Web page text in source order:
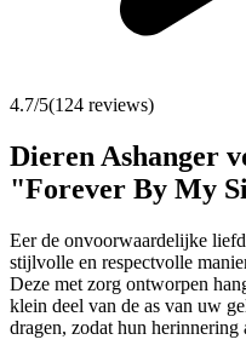
4.7/5(124 reviews)
Dieren Ashanger
"Forever By My
Eer de onvoorwaardelijke
stijlvolle en respectvolle
Deze met zorg ontworpen
klein deel van de as van uw
dragen, zodat hun